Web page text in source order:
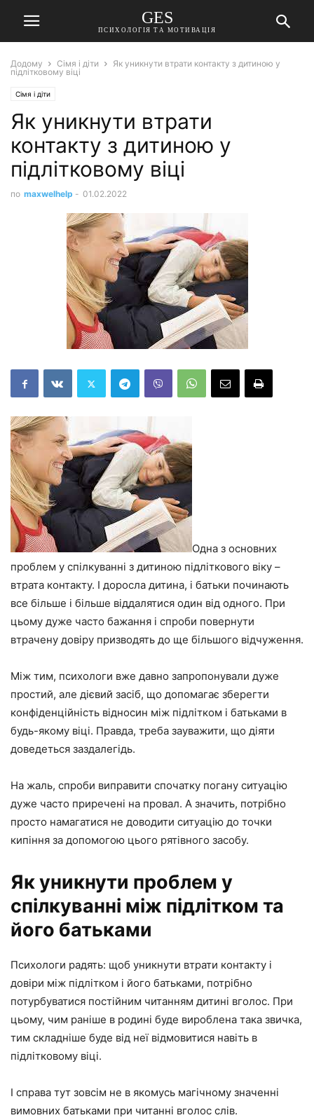
GES
ПСИХОЛОГІЯ ТА МОТИВАЦІЯ
Додому Сімя і діти
Як уникнути втрати контакту з дитиною у
підлітковому віці
Сімя і діти
Як уникнути втрати
контакту з дитиною у
підлітковому віці
по maxwelhelp - 01.02.2022
Одна з основних
проблем у спілкуванні з дитиною підліткового віку –
втрата контакту. І доросла дитина, і батьки починають
все більше і більше віддалятися один від одного. При
цьому дуже часто бажання і спроби повернути
втрачену довіру призводять до ще більшого відчуження.
Між тим, психологи вже давно запропонували дуже
простий, але дієвий засіб, що допомагає зберегти
конфіденційність відносин між підлітком і батьками в
будь-якому віці. Правда, треба зауважити, що діяти
доведеться заздалегідь.
На жаль, спроби виправити спочатку погану ситуацію
дуже часто приречені на провал. А значить, потрібно
просто намагатися не доводити ситуацію до точки
кипіння за допомогою цього рятівного засобу.
Як уникнути проблем у
спілкуванні між підлітком та
його батьками
Психологи радять: щоб уникнути втрати контакту і
довіри між підлітком і його батьками, потрібно
потурбуватися постійним читанням дитині вголос. При
цьому, чим раніше в родині буде вироблена така звичка,
тим складніше буде від неї відмовитися навіть в
підлітковому віці.
І справа тут зовсім не в якомусь магічному значенні
вимовних батьками при читанні вголос слів.